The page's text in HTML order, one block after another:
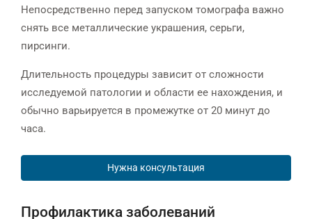
Непосредственно перед запуском томографа важно
снять все металлические украшения, серьги,
пирсинги.
Длительность процедуры зависит от сложности
исследуемой патологии и области ее нахождения, и
обычно варьируется в промежутке от 20 минут до
часа.
Нужна консультация
Профилактика заболеваний